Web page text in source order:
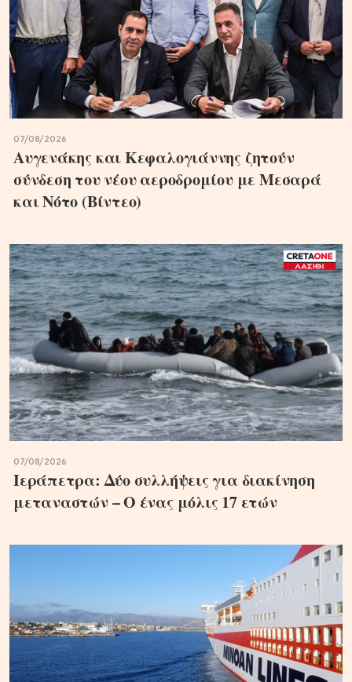
07/08/2026
Αυγενάκης και Κεφαλογιάννης ζητούν
σύνδεση του νέου αεροδρομίου με Μεσαρά
και Νότο (Βίντεο)
07/08/2026
Ιεράπετρα: Δύο συλλήψεις για διακίνηση
μεταναστών – Ο ένας μόλις 17 ετών